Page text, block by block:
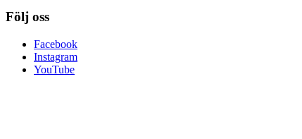
Följ oss
Facebook
Instagram
YouTube